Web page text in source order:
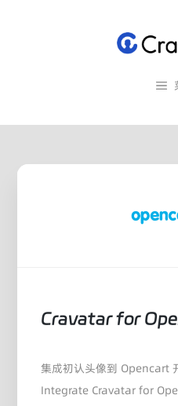
Cravatar for
集成初认头像到 Opencart
Integrate Cravatar for